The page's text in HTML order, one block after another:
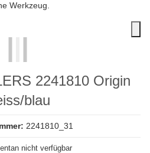
Werkzeug.
2241810 Origin
blau
2241810_31
nicht verfügbar